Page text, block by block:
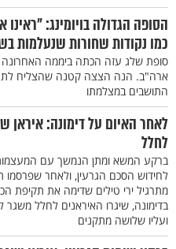
הסופה הגדולה בויומינג: "ראינו
כמו נקודות שחורות שנעלמות
סופת שלג עזה הכתה ביממה האחרונה
ארה"ב. הנה הצצה קטנה שהצליח
התושבים במצלמתו
לאחר האיום על דימונה: איראן
לחלל
ברקע המשא ומתן הנמשך עם המעצמות
לחידוש הסכם הגרעין, ולאחר שפרסמו
מתרגיל ירי טילים שדימה את תקיפת
בדימונה, שיגרו האיראנים לחלל משגר
ועליו שלושה מתקנים